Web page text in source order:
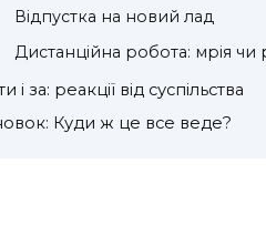
Відпустка на новий лад
Дистанційна робота: мрія чи
і за: реакції від суспільства
Куди ж це все веде?